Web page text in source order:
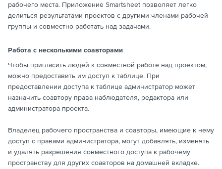
рабочего места. Приложение Smartsheet позволяет легко
делиться результатами проектов с другими членами рабочей
группы и совместно работать над задачами.
Работа с несколькими соавторами
Чтобы пригласить людей к совместной работе над проектом,
можно предоставить им доступ к таблице. При
предоставлении доступа к таблице администратор может
назначить соавтору права наблюдателя, редактора или
администратора проекта.
Владелец рабочего пространства и соавторы, имеющие к нему
доступ с правами администратора, могут добавлять, изменять
и удалять разрешения совместного доступа к рабочему
пространству для других соавторов на домашней вкладке.